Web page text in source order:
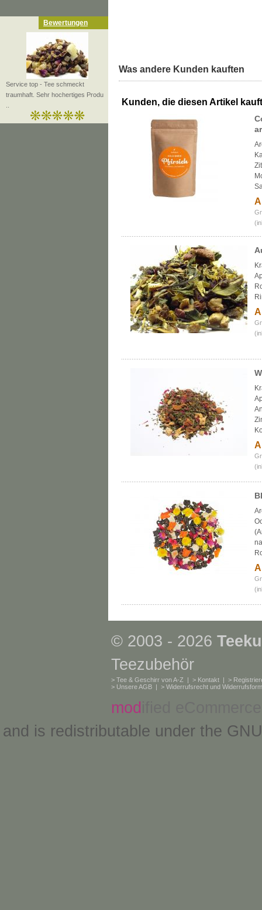
Bewertungen
Service top - Tee schmeckt
traumhaft. Sehr hochertiges Produ
Was andere Kunden kauften
Kunden, die diesen Artikel
© 2003 - 2026
Teezubehör
> Tee & Geschirr von A-Z | > Kontakt | >
> Unsere AGB | > Widerrufsrecht und
mod
and is redistributable under the